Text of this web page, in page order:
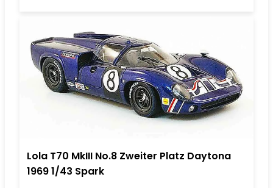
Lola T70 MkIII No.8 Zweiter Platz Daytona
1969 1/43 Spark